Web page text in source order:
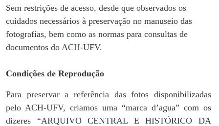
Sem restrições de acesso, desde que observados os
cuidados necessários à preservação no manuseio das
fotografias, bem como as normas para consultas de
documentos do ACH-UFV.
Condições de Reprodução
Para preservar a referência das fotos disponibilizadas
pelo ACH-UFV, criamos uma “marca d’agua” com os
dizeres “ARQUIVO CENTRAL E HISTÓRICO DA